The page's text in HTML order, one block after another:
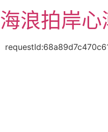
至
主海浪拍岸心